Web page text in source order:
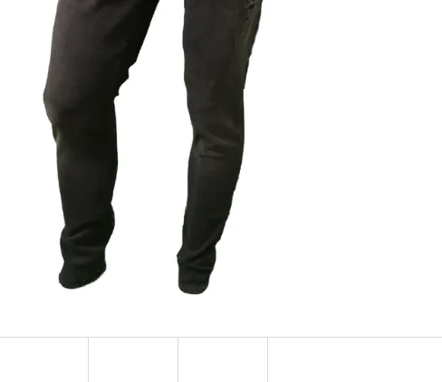
MUSTANG PÁNSKÉ TRIKO S KRÁTKÝM
RUKÁVEM